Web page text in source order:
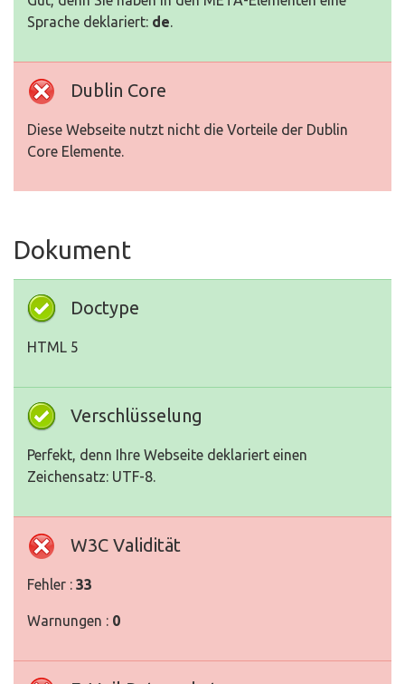
Sprache deklariert: de.
Dublin Core
Diese Webseite nutzt nicht die Vorteile der Dublin
Core Elemente.
Dokument
Doctype
HTML 5
Verschlüsselung
Perfekt, denn Ihre Webseite deklariert einen
Zeichensatz: UTF-8.
W3C Validität
Fehler : 33
Warnungen : 0